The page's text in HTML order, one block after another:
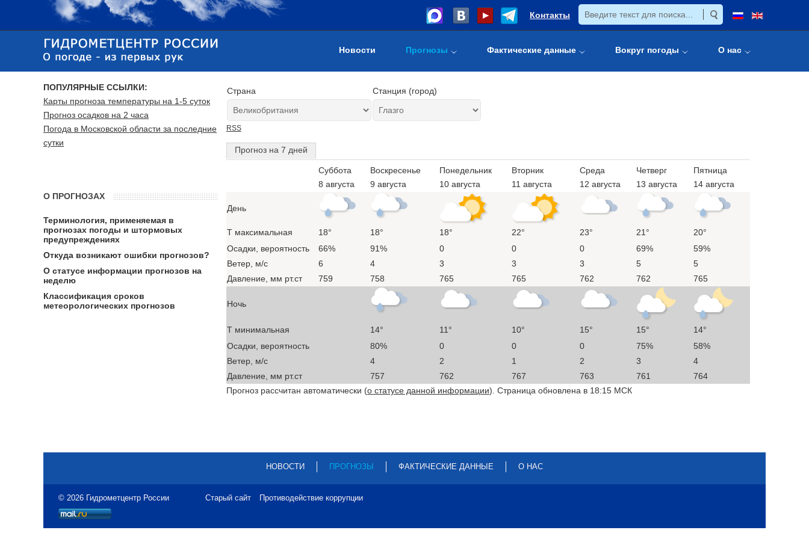
Контакты
Новости Прогнозы Фактические данные Вокруг погоды О нас
Страна Станция (город)
RSS
Прогноз на 7 дней
Суббота
8 августа
Воскресенье
9 августа
Понедельник
10 августа
Вторник
11 августа
Среда
12 августа
Четверг
13 августа
Пятница
14 августа
День
T максимальная 18° 18° 18° 22° 23° 21°
20°
Осадки, вероятность
66% 91% 0 0 0 69%
59%
Ветер, м/с
6 4 3 3 3 5
5
Давление, мм рт.ст
759 758 765 765 762 762 765
Ночь
T минимальная 14° 11° 10° 15° 15°
14°
Осадки, вероятность
80% 0 0 0 75%
58%
Ветер, м/с
4 2 1 2 3
4
Давление, мм рт.ст
757 762 767 763 761
764
Прогноз рассчитан автоматически (о статусе данной информации). Страница обновлена в 18:15 МСК
ПОПУЛЯРНЫЕ ССЫЛКИ:
Карты прогноза температуры на 1-5 суток
Прогноз осадков на 2 часа
Погода в Московской области за последние
сутки
О ПРОГНОЗАХ
Терминология, применяемая в
прогнозах погоды и штормовых
предупреждениях
Откуда возникают ошибки прогнозов?
О статусе информации прогнозов на
неделю
Классификация сроков
метеорологических прогнозов
НОВОСТИ ПРОГНОЗЫ ФАКТИЧЕСКИЕ ДАННЫЕ О НАС
© 2026 Гидрометцентр России Старый сайт Противодействие коррупции